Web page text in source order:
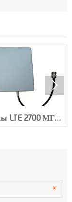
LTE 2700 МГц
с разъемом N
